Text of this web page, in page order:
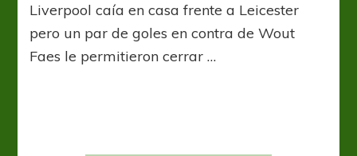
pequeña
ayuda
Liverpool caía en casa frente a Leicester
pero un par de goles en contra de Wout
Faes le permitieron cerrar …